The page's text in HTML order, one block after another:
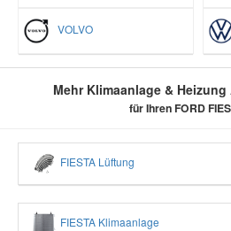
VOLVO
Mehr Klimaanlage &
für Ihren FORD
FIESTA Lüftung
FIESTA Klimaanlage